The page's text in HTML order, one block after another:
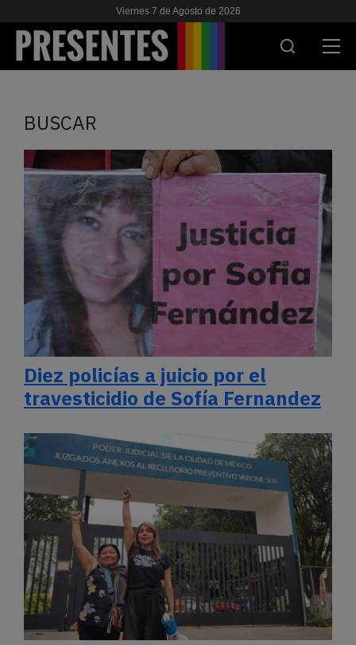
Viernes 7 de Agosto de 2026
VIH & SIDA
ESCUELA
NOSOTRES
APOYANOS
ES EN
BUSCAR
Diez policías a juicio por el
travesticidio de Sofía Fernandez